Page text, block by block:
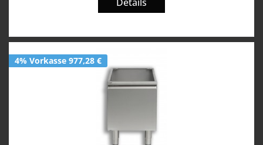
4% Vorkasse 977,28 €